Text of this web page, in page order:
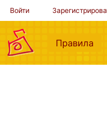
Войти
Правила